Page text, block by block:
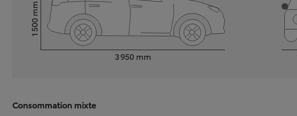
3 950 mm
Hauteur1 500
mm
Consommation mixte